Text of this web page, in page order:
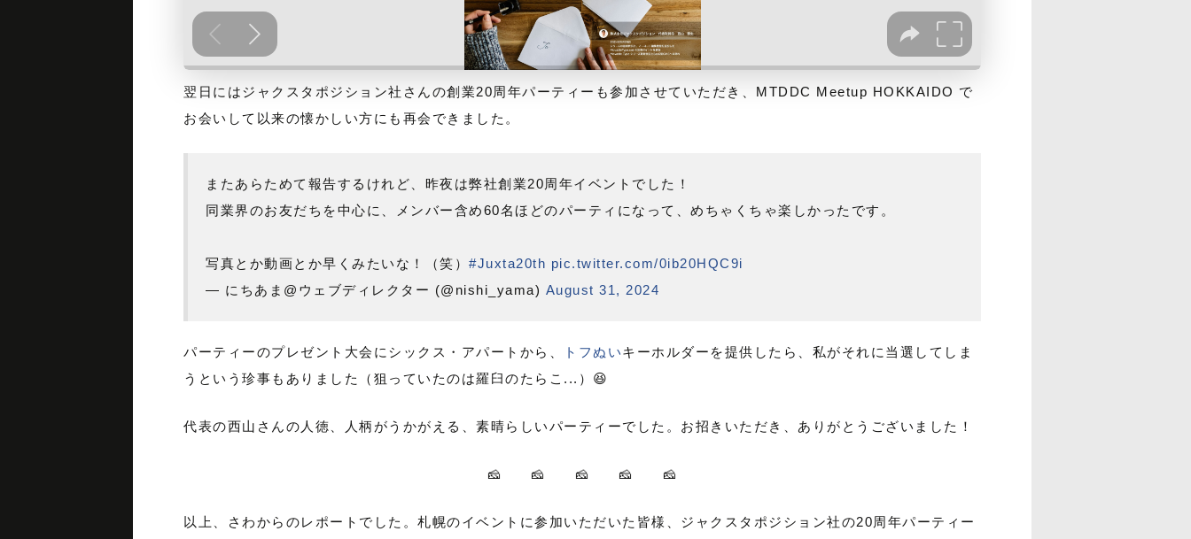
翌日にはジャクスタポジション社さんの創業20周年パーティーも参加させていただき、MTDDC Meetup HOKKAIDO で
お会いして以来の懐かしい方にも再会できました。
またあらためて報告するけれど、昨夜は弊社創業20周年イベントでした！
同業界のお友だちを中心に、メンバー含め60名ほどのパーティになって、めちゃくちゃ楽しかったです。
写真とか動画とか早くみたいな！（笑） #Juxta20th pic.twitter.com/0ib20HQC9i
— にちあま@ウェブディレクター (@nishi_yama) August 31, 2024
パーティーのプレゼント大会にシックス・アパートから、 トフぬいキーホルダーを提供したら、私がそれに当選してしま
うという珍事もありました（狙っていたのは羅臼のたらこ...）😆
代表の西山さんの人徳、人柄がうかがえる、素晴らしいパーティーでした。お招きいただき、ありがとうございました！
🧀 🧀 🧀 🧀 🧀
以上、さわからのレポートでした。札幌のイベントに参加いただいた皆様、ジャクスタポジション社の20周年パーティー